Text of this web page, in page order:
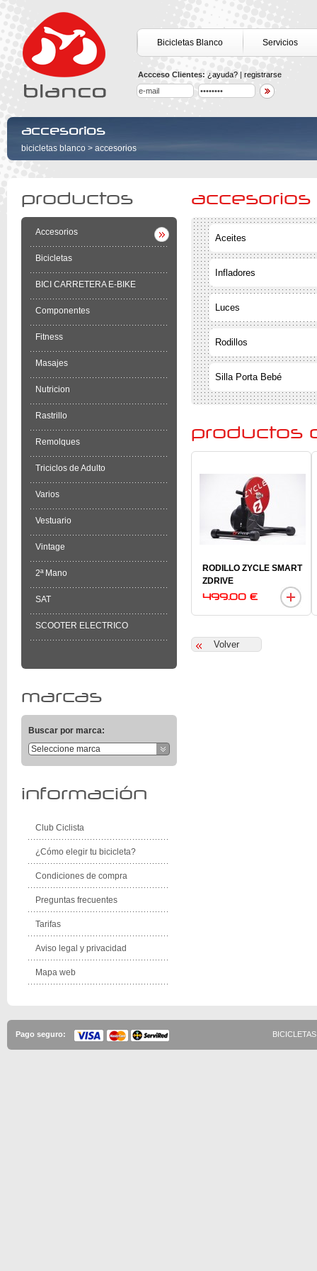
Bicicletas Blanco Servicios
Accceso Clientes: ¿ayuda? | registrarse
accesorios
bicicletas blanco > accesorios
productos
Accesorios
Bicicletas
BICI CARRETERA E-BIKE
Componentes
Fitness
Masajes
Nutricion
Rastrillo
Remolques
Triciclos de Adulto
Varios
Vestuario
Vintage
2ª Mano
SAT
SCOOTER ELECTRICO
marcas
Buscar por marca:
Seleccione marca
información
Club Ciclista
¿Cómo elegir tu bicicleta?
Condiciones de compra
Preguntas frecuentes
Tarifas
Aviso legal y privacidad
Mapa web
accesorios
Aceites
Infladores
Luces
Rodillos
Silla Porta Bebé
productos
RODILLO ZYCLE SMART
ZDRIVE
499.00 €
Pago seguro: